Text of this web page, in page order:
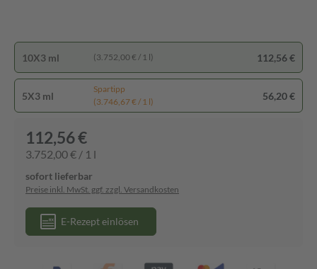
10X3 ml (3.752,00 € / 1 l) 112,56 €
5X3 ml
Spartipp
(3.746,67 € / 1 l)
56,20 €
112,56 €
3.752,00 € / 1 l
sofort lieferbar
Preise inkl. MwSt. ggf. zzgl. Versandkosten
E-Rezept einlösen